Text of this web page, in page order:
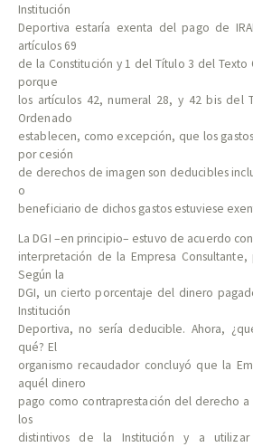
Institución
Deportiva estaría exenta del pago de
artículos 69
de la Constitución y 1 del Título 3 del Texto
porque
los artículos 42, numeral 28, y 42 bis del
Ordenado
establecen, como excepción, que los
por cesión
de derechos de imagen son deducibles
o
beneficiario de dichos gastos estuviese
La DGI –en principio– estuvo de acuerdo
interpretación de la Empresa
Según la
DGI, un cierto porcentaje del dinero
Institución
Deportiva, no sería deducible. Ahora,
qué? El
organismo recaudador concluyó que la
aquél dinero
pago como contraprestación del derecho
los
distintivos de la Institución y a utilizar